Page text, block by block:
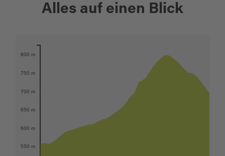
Alles auf einen Blick
550 m
600 m
650 m
700 m
750 m
800 m